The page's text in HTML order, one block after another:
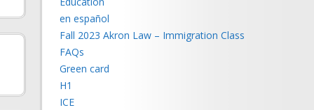
en español
Fall 2023 Akron Law – Immigration Class
FAQs
Green card
H1
ICE